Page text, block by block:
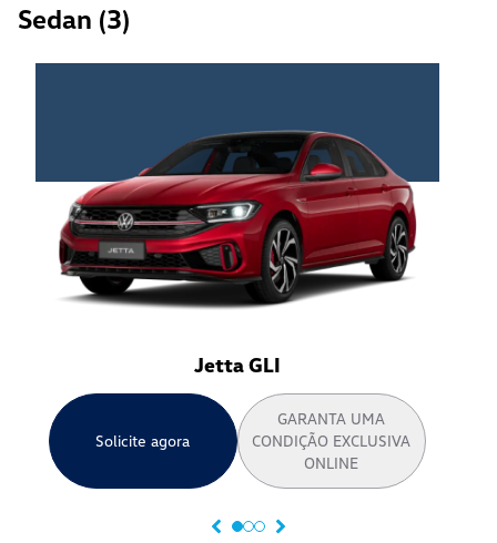
Sedan (3)
Jetta GLI
Solicite agora
GARANTA UMA
CONDIÇÃO EXCLUSIVA
ONLINE